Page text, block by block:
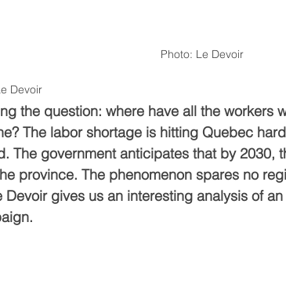
Photo: Le Devoir
Devoir
the question: where have all the workers
The labor shortage is hitting Quebec
The government anticipates that by 2030,
province. The phenomenon spares no
Devoir gives us an interesting analysis of